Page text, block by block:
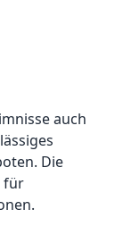
auch
Die
für